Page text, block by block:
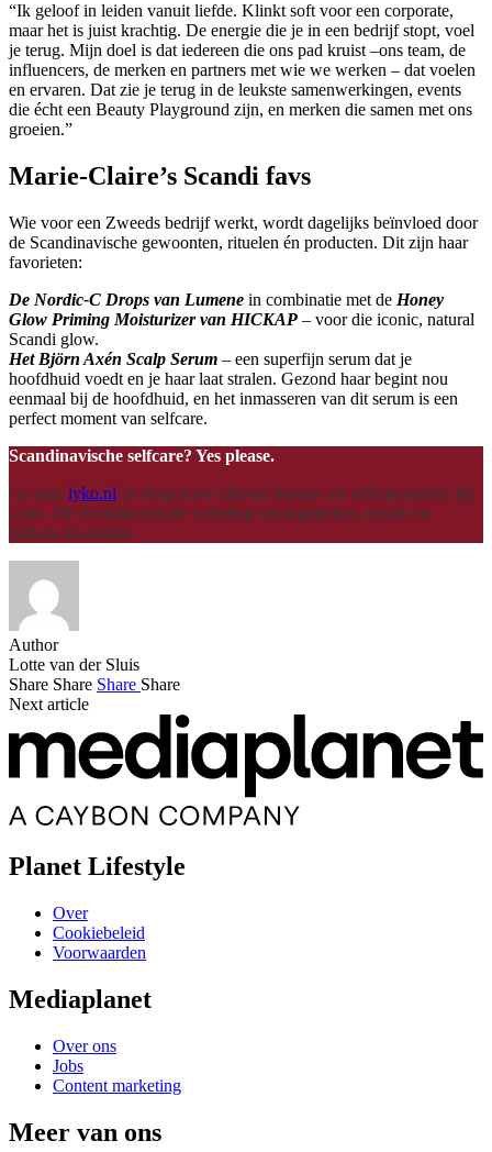
“Ik geloof in leiden vanuit liefde. Klinkt soft voor een corporate,
maar het is juist krachtig. De energie die je in een bedrijf stopt, voel
je terug. Mijn doel is dat iedereen die ons pad kruist –ons team, de
influencers, de merken en partners met wie we werken – dat voelen
en ervaren. Dat zie je terug in de leukste samenwerkingen, events
die écht een Beauty Playground zijn, en merken die samen met ons
groeien.”
Marie-Claire’s Scandi favs
Wie voor een Zweeds bedrijf werkt, wordt dagelijks beïnvloed door
de Scandinavische gewoonten, rituelen én producten. Dit zijn haar
favorieten:
De Nordic-C Drops van Lumene in combinatie met de Honey
Glow Priming Moisturizer van HICKAP – voor die iconic, natural
Scandi glow.
Het Björn Axén Scalp Serum – een superfijn serum dat je
hoofdhuid voedt en je haar laat stralen. Gezond haar begint nou
eenmaal bij de hoofdhuid, en het inmasseren van dit serum is een
perfect moment van selfcare.
Scandinavische selfcare? Yes please.
Ga naar lyko.nl en shop jouw ultieme beauty- en selfcareroutine bij
Lyko. Dé Scandinavische webshop vol topmerken, trends en
tijdloze favorieten.
Author
Lotte van der Sluis
Share Share Share Share
Next article
Planet Lifestyle
Over
Cookiebeleid
Voorwaarden
Mediaplanet
Over ons
Jobs
Content marketing
Meer van ons